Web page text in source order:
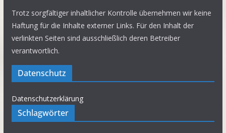
Trotz sorgfältiger inhaltlicher Kontrolle übernehmen wir keine
Haftung für die Inhalte externer Links. Für den Inhalt der
verlinkten Seiten sind ausschließlich deren Betreiber
verantwortlich.
Datenschutz
Datenschutzerklärung
Schlagwörter